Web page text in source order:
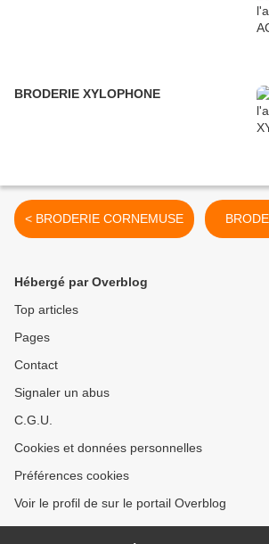
BRODERIE XYLOPHONE
< BRODERIE CORNEMUSE
Hébergé par Overblog
Top articles
Pages
Contact
Signaler un abus
C.G.U.
Cookies et données personnelles
Préférences cookies
Voir le profil de sur le portail Overblog